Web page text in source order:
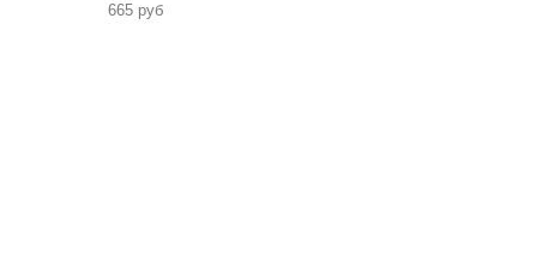
665 руб